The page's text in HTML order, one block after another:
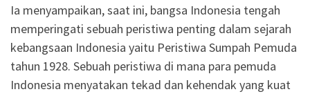
Ia menyampaikan, saat ini, bangsa Indonesia tengah
memperingati sebuah peristiwa penting dalam sejarah
kebangsaan Indonesia yaitu Peristiwa Sumpah Pemuda
tahun 1928. Sebuah peristiwa di mana para pemuda
Indonesia menyatakan tekad dan kehendak yang kuat